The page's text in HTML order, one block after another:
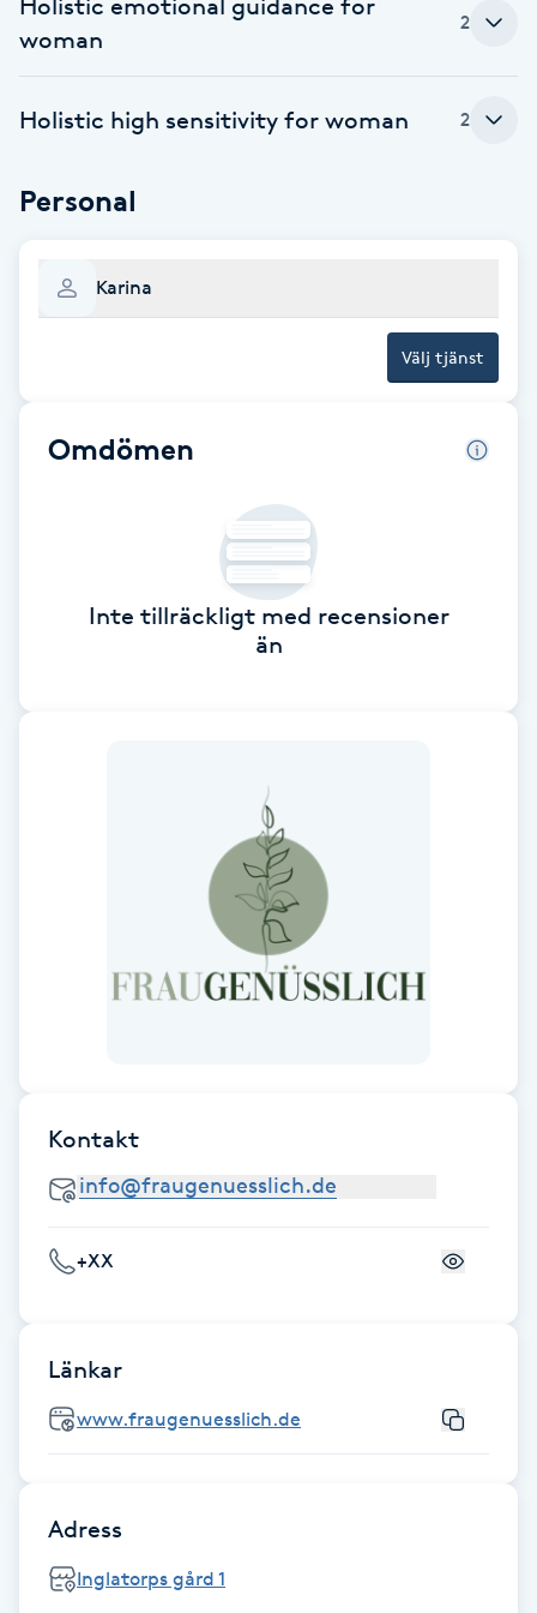
Babylights
Balayage
Barnklippning
Blowout
Brynplockning
Cryoterapi
Damklippning
Dermapen
Diamantslipning
Enzympeeling
Extensions
Extensions borttagning
Holistic emotional guidance for
woman
2
Holistic high sensitivity for woman 2
Personal
Karina
Välj tjänst
Omdömen
Inte tillräckligt med recensioner
än
Kontakt
+XX
Länkar
www.fraugenuesslich.de
Adress
Inglatorps gård 1